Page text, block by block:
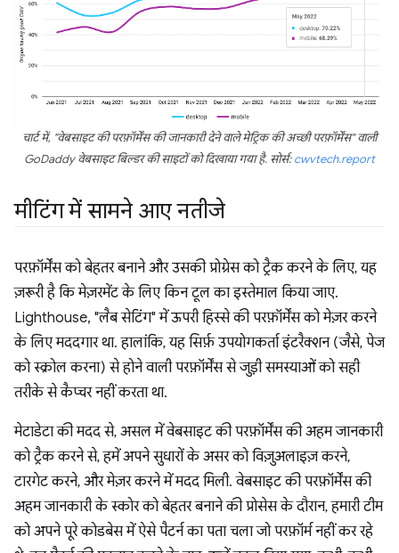
चार्ट में, "वेबसाइट की परफ़ॉर्मेंस की जानकारी देने वाले मेट्रिक की अच्छी परफ़ॉर्मेंस" वाली
GoDaddy वेबसाइट बिल्डर की साइटों को दिखाया गया है. सोर्स:cwvtech.report
मीटिंग में सामने आए नतीजे
परफ़ॉर्मेंस को बेहतर बनाने और उसकी प्रोग्रेस को ट्रैक करने के लिए, यह
ज़रूरी है कि मेज़रमेंट के लिए किन टूल का इस्तेमाल किया जाए.
Lighthouse, "लैब सेटिंग" में ऊपरी हिस्से की परफ़ॉर्मेंस को मेज़र करने
के लिए मददगार था. हालांकि, यह सिर्फ़ उपयोगकर्ता इंटरैक्शन (जैसे, पेज
को स्क्रोल करना) से होने वाली परफ़ॉर्मेंस से जुड़ी समस्याओं को सही
तरीके से कैप्चर नहीं करता था.
मेटाडेटा की मदद से, असल में वेबसाइट की परफ़ॉर्मेंस की अहम जानकारी
को ट्रैक करने से, हमें अपने सुधारों के असर को विज़ुअलाइज़ करने,
टारगेट करने, और मेज़र करने में मदद मिली. वेबसाइट की परफ़ॉर्मेंस की
अहम जानकारी के स्कोर को बेहतर बनाने की प्रोसेस के दौरान, हमारी टीम
को अपने पूरे कोडबेस में ऐसे पैटर्न का पता चला जो परफ़ॉर्म नहीं कर रहे